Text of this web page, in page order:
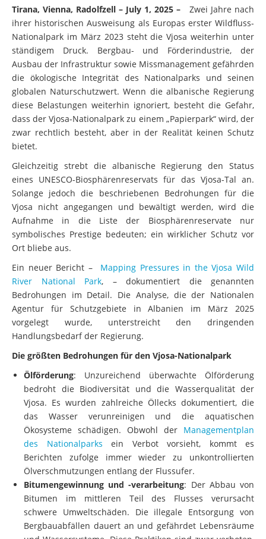
ihrer historischen Ausweisung als Europas erster Wildfluss-
Nationalpark im März 2023 steht die Vjosa weiterhin unter
ständigem Druck. Bergbau- und Förderindustrie, der
Ausbau der Infrastruktur sowie Missmanagement gefährden
die ökologische Integrität des Nationalparks und seinen
globalen Naturschutzwert. Wenn die albanische Regierung
diese Belastungen weiterhin ignoriert, besteht die Gefahr,
dass der Vjosa-Nationalpark zu einem „Papierpark“ wird, der
zwar rechtlich besteht, aber in der Realität keinen Schutz
bietet.
Gleichzeitig strebt die albanische Regierung den Status
eines UNESCO-Biosphärenreservats für das Vjosa-Tal an.
Solange jedoch die beschriebenen Bedrohungen für die
Vjosa nicht angegangen und bewältigt werden, wird die
Aufnahme in die Liste der Biosphärenreservate nur
symbolisches Prestige bedeuten; ein wirklicher Schutz vor
Ort bliebe aus.
Ein neuer Bericht –
River National Park, – dokumentiert die genannten
Bedrohungen im Detail. Die Analyse, die der Nationalen
Agentur für Schutzgebiete in Albanien im März 2025
vorgelegt wurde, unterstreicht den dringenden
Handlungsbedarf der Regierung.
Die größten Bedrohungen für den Vjosa-Nationalpark
Ölförderung: Unzureichend überwachte Ölförderung
bedroht die Biodiversität und die Wasserqualität der
Vjosa. Es wurden zahlreiche Öllecks dokumentiert, die
das Wasser verunreinigen und die aquatischen
Ökosysteme schädigen. Obwohl derManagementplan
des Nationalparksein Verbot vorsieht, kommt es
Berichten zufolge immer wieder zu unkontrollierten
Ölverschmutzungen entlang der Flussufer.
Bitumengewinnung und -verarbeitung: Der Abbau von
Bitumen im mittleren Teil des Flusses verursacht
schwere Umweltschäden. Die illegale Entsorgung von
Bergbauabfällen dauert an und gefährdet Lebensräume
und Wassersysteme. Diese Praktiken sind zwar verboten,
doch werden diese Verbote nur unzureichend geahndet.